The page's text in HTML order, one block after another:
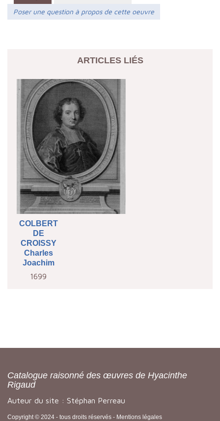
Poser une question à propos de cette oeuvre
ARTICLES LIÉS
COLBERT
DE
CROISSY
Charles
Joachim
1699
Catalogue raisonné des œuvres de Hyacinthe
Rigaud
Auteur du site : Stéphan Perreau
Copyright © 2024 - tous droits réservés - Mentions légales